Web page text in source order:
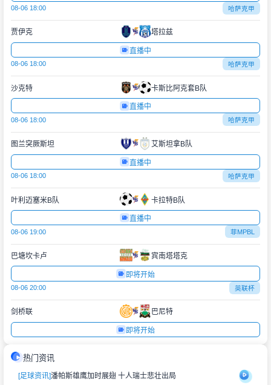
08-06 18:00 哈萨克甲
贾伊克 塔拉兹
直播中
08-06 18:00 哈萨克甲
沙克特 卡斯比阿克套B队
直播中
08-06 18:00 哈萨克甲
图兰突厥斯坦 艾斯坦拿B队
直播中
08-06 18:00 哈萨克甲
叶利迈塞米B队 卡拉特B队
直播中
08-06 19:00 菲MPBL
巴塘坎卡卢 宾南塔塔克
即将开始
08-06 20:00 英联杯
剑桥联 巴尼特
即将开始
热门资讯
[足球资讯]潘帕斯雄鹰加时展翅 十人瑞士悲壮出局